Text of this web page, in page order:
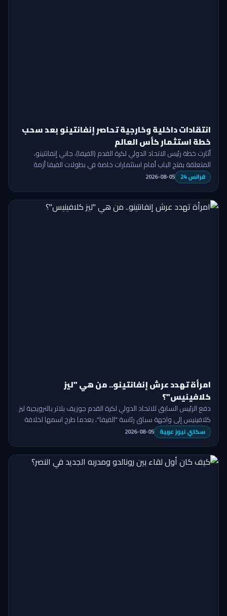
انتقادات داخلية وخارجية تحاصر إنفانتينو بعد سحب
خطة استثمار كأس العالم
أثارت خطة رئيس الاتحاد الدولي لكرة القدم (الفيفا)، جاني إنفانتينو،
المتعلقة بفتح الباب أمام استثمارات خاصة في بطولات الفيفا أزمة
واسعة داخل …
فرانس 24 2026-08-05
امرأة تهدد عرش إنفانتينو.. من هي "ليز
كلافينيس"؟
دفع الرئيس السابق للاتحاد الدولي لكرة القدم جوزيف بلاتر بالنرويجية ليز
كلافينيس إلى واجهة سباق رئاسة "الفيفا"، بعدما طرح اسمها لخلافة
جياني …
سكاي نيوز عربية 2026-08-05